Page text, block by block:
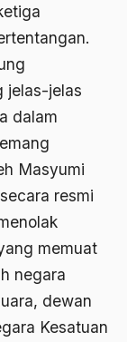
jelas-jelas
dalam
Masyumi
resmi
memuat
negara
dewan
Kesatuan